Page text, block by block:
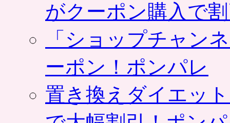
がクーポン購入で
「ショップチャン
ーポン！ポンパレ
置き換えダイエッ